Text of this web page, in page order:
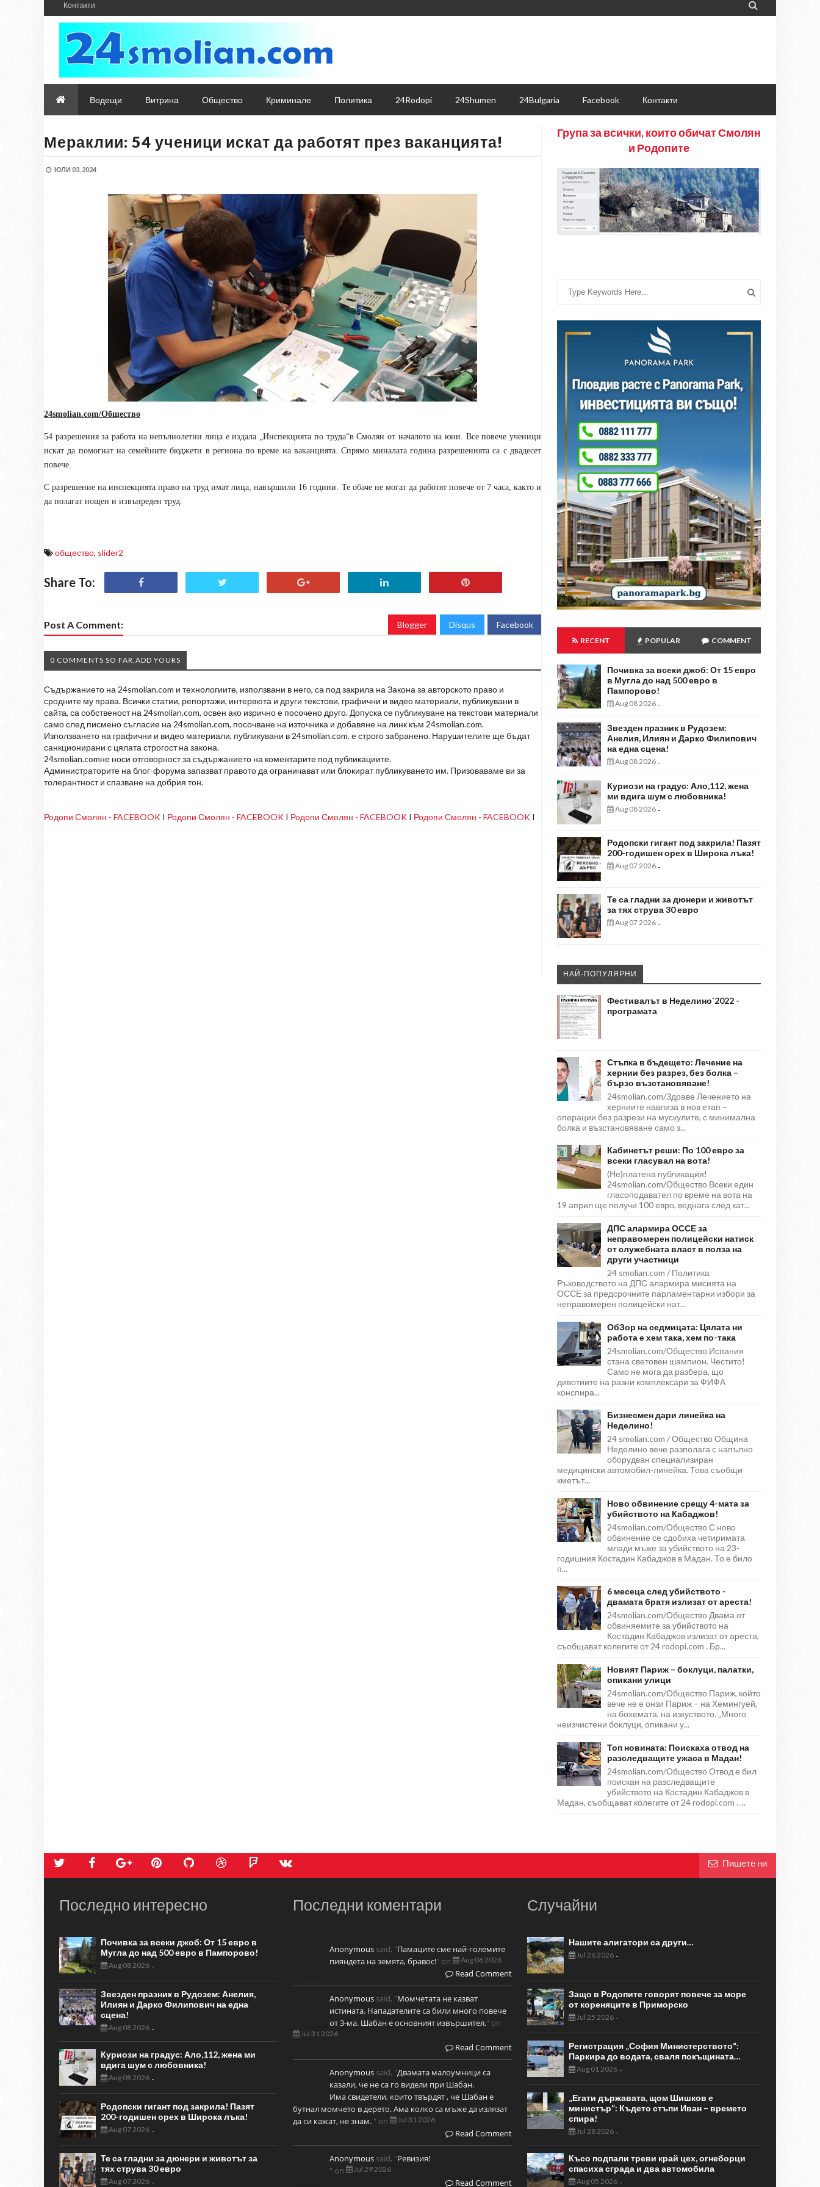
Контакти 
Водещи Витрина Общество Криминале Политика 24Rodopi 24Shumen 24Bulgaria Facebook Контакти
Мераклии: 54 ученици искат да работят през ваканцията!
ЮЛИ 03, 2024
24smolian.com/Общество
54 разрешения за работа на непълнолетни лица е издала „Инспекцията по труда“в Смолян от началото на юни. Все повече ученици
искат да помогнат на семейните бюджети в региона по време на ваканцията. Спрямо миналата година разрешенията са с двадесет
повече.
С разрешение на инспекцията право на труд имат лица, навършили 16 години. Те обаче не могат да работят повече от 7 часа, както и
да полагат нощен и извънреден труд.
общество, slider2
Share To:
Post A Comment: Blogger Disqus Facebook
0 COMMENTS SO FAR,ADD YOURS
Съдържанието на 24smolian.com и технологиите, използвани в него, са под закрила на Закона за авторското право и
сродните му права. Всички статии, репортажи, интервюта и други текстови, графични и видео материали, публикувани в
сайта, са собственост на 24smolian.com, освен ако изрично е посочено друго. Допуска се публикуване на текстови материали
само след писмено съгласие на 24smolian.com, посочване на източника и добавяне на линк към 24smolian.com.
Използването на графични и видео материали, публикувани в 24smolian.com. е строго забранено. Нарушителите ще бъдат
санкционирани с цялата строгост на закона.
24smolian.comне носи отговорност за съдържанието на коментарите под публикациите.
Администраторите на блог-форума запазват правото да ограничават или блокират публикуването им. Призоваваме ви за
толерантност и спазване на добрия тон.
Родопи Смолян - FACEBOOK I Родопи Смолян - FACEBOOK I Родопи Смолян - FACEBOOK I Родопи Смолян - FACEBOOK I
Група за всички, които обичат Смолян
и Родопите
RECENT POPULAR COMMENT
Почивка за всеки джоб: От 15 евро
в Мугла до над 500 евро в
Пампорово!
Aug 08 2026 -
Звезден празник в Рудозем:
Анелия, Илиян и Дарко Филипович
на една сцена!
Aug 08 2026 -
Куриози на градус: Ало,112, жена
ми вдига шум с любовника!
Aug 08 2026 -
Родопски гигант под закрила! Пазят
200-годишен орех в Широка лъка!
Aug 07 2026 -
Те са гладни за дюнери и животът
за тях струва 30 евро
Aug 07 2026 -
НАЙ-ПОПУЛЯРНИ
Фестивалът в Неделино`2022 -
програмата
Стъпка в бъдещето: Лечение на
хернии без разрез, без болка –
бързо възстановяване!
24smolian.com/Здраве Лечението на
херниите навлиза в нов етап –
операции без разрези на мускулите, с минимална
болка и възстановяване само з...
Кабинетът реши: По 100 евро за
всеки гласувал на вота!
(Не)платена публикация!
24smolian.com/Общество Всеки един
гласоподавател по време на вота на
19 април ще получи 100 евро, веднага след кат...
ДПС алармира ОССЕ за
неправомерен полицейски натиск
от служебната власт в полза на
други участници
24 smolian.com / Политика
Ръководството на ДПС алармира мисията на
ОССЕ за предсрочните парламентарни избори за
неправомерен полицейски нат...
ОбЗор на седмицата: Цялата ни
работа е хем така, хем по-така
24smolian.com/Общество Испания
стана световен шампион. Честито!
Само не мога да разбера, що
дивотиите на разни комплексари за ФИФА
конспира...
Бизнесмен дари линейка на
Неделино!
24 smolian.com / Общество Община
Неделино вече разполага с напълно
оборудван специализиран
медицински автомобил-линейка. Това съобщи
кметът...
Ново обвинение срещу 4-мата за
убийството на Кабаджов!
24smolian.com/Общество С ново
обвинение се сдобиха четиримата
млади мъже за убийството на 23-
годишния Костадин Кабаджов в Мадан. То е било
п...
6 месеца след убийството -
двамата братя излизат от ареста!
24smolian.com/Общество Двама от
обвиняемите за убийството на
Костадин Кабаджов излизат от ареста,
съобщават колегите от 24 rodopi.com . Бр...
Новият Париж – боклуци, палатки,
опикани улици
24smolian.com/Общество Париж, който
вече не е онзи Париж – на Хемингуей,
на бохемата, на изкуството. „Много
неизчистени боклуци, опикани у...
Топ новината: Поискаха отвод на
разследващите ужаса в Мадан!
24smolian.com/Общество Отвод е бил
поискан на разследващите
убийството на Костадин Кабаджов в
Мадан, съобщават колегите от 24 rodopi.com . ...
Пишете ни
Последно интересно
Почивка за всеки джоб: От 15 евро в
Мугла до над 500 евро в Пампорово!
Aug 08 2026 -
Звезден празник в Рудозем: Анелия,
Илиян и Дарко Филипович на една
сцена!
Aug 08 2026 -
Куриози на градус: Ало,112, жена ми
вдига шум с любовника!
Aug 08 2026 -
Родопски гигант под закрила! Пазят
200-годишен орех в Широка лъка!
Aug 07 2026 -
Те са гладни за дюнери и животът за
тях струва 30 евро
Aug 07 2026 -
Последни коментари
Anonymous said, "Памаците сме най-големите
пияндета на земята, бравос!" on Aug 06 2026
Read Comment
Anonymous said, "Момчетата не казват
истината. Нападателите са били много повече
от 3-ма. Шабан е основният извършител." on
Jul 31 2026
Read Comment
Anonymous said, "Двамата малоумници са
казали, че не са го видели при Шабан.
Има свидетели, които твърдят , че Шабан е
бутнал момчето в дерето. Ама колко са мъже да излязат
да си кажат, не знам. " on Jul 31 2026
Read Comment
Anonymous said, "Ревизия!
" on
Jul 29 2026
Read Comment
Случайни
Нашите алигатори са други…
Jul 26 2026-
Защо в Родопите говорят повече за море
от кореняците в Приморско
Jul 25 2026-
Регистрация „София Министерството“:
Паркира до водата, сваля покъщината…
Aug 01 2026-
„Егати държавата, щом Шишков е
министър“: Където стъпи Иван – времето
спира!
Jul 28 2026-
Късо подпали треви край цех, огнеборци
спасиха сграда и два автомобила
Aug 05 2026-